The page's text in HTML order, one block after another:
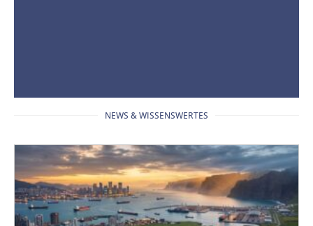
NEWS & WISSENSWERTES